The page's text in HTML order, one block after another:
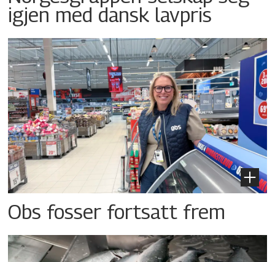
igjen med dansk lavpris
Obs fosser fortsatt frem